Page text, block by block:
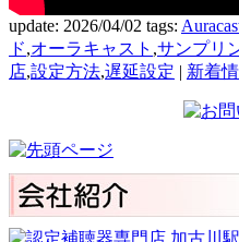
update: 2026/04/02 tags:
ド,オーラキャスト ,サンプリ
店,設定方法,遅延設定 | 新着